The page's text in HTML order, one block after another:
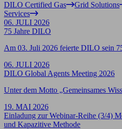
DILO Certified Gas
Grid Solutions
Services
06. JULI 2026
75 Jahre DILO
Am 03. Juli 2026 feierte DILO sein
06. JULI 2026
DILO Global Agents Meeting 2026
Unter dem Motto „Gemeinsames
19. MAI 2026
Einladung zur Webinar-Reihe (3/4)
und Kapazitive Methode